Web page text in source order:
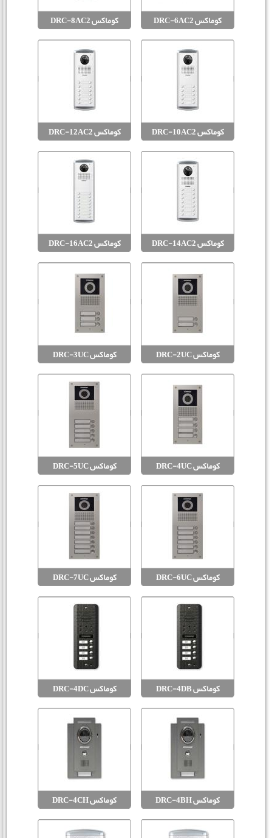
کوماکس DRC-6AC2 کوماکس DRC-8AC2
کوماکس DRC-10AC2 کوماکس DRC-12AC2
کوماکس DRC-14AC2 کوماکس DRC-16AC2
کوماکس DRC-2UC کوماکس DRC-3UC
کوماکس DRC-4UC کوماکس DRC-5UC
کوماکس DRC-6UC کوماکس DRC-7UC
کوماکس DRC-4DB کوماکس DRC-4DC
کوماکس DRC-4BH کوماکس DRC-4CH